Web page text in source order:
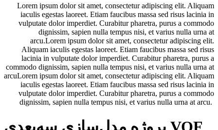
Lorem ipsum dolor sit amet, consectetur adipiscing elit. Aliquam
iaculis egestas laoreet. Etiam faucibus massa sed risus lacinia in
vulputate dolor imperdiet. Curabitur pharetra, purus a commodo
dignissim, sapien nulla tempus nisi, et varius nulla urna at
arcu.Lorem ipsum dolor sit amet, consectetur adipiscing elit.
Aliquam iaculis egestas laoreet. Etiam faucibus massa sed risus
lacinia in vulputate dolor imperdiet. Curabitur pharetra, purus a
commodo dignissim, sapien nulla tempus nisi, et varius nulla urna at
arcuLorem ipsum dolor sit amet, consectetur adipiscing elit. Aliquam
iaculis egestas laoreet. Etiam faucibus massa sed risus lacinia in
vulputate dolor imperdiet. Curabitur pharetra, purus a commodo
dignissim, sapien nulla tempus nisi, et varius nulla urna at arcu.
پروژه مدل‌سازی سه‌بعدی VOF